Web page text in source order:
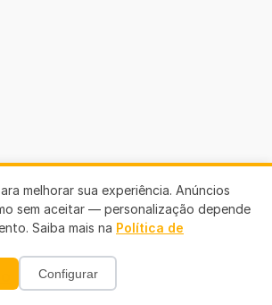
melhorar sua experiência. Anúncios
sem aceitar — personalização depende
Saiba mais na Política de
Configurar